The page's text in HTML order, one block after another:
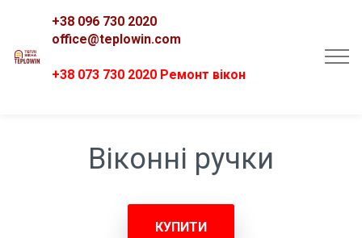
+38 096 730 2020
office@teplowin.com
+38 073 730 2020 Ремонт вікон
Віконні ручки
КУПИТИ